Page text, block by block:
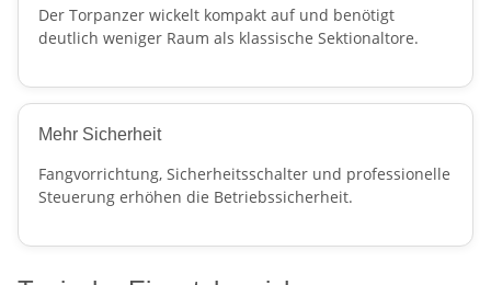
Der Torpanzer wickelt kompakt auf und benötigt
deutlich weniger Raum als klassische Sektionaltore.
Mehr Sicherheit
Fangvorrichtung, Sicherheitsschalter und professionelle
Steuerung erhöhen die Betriebssicherheit.